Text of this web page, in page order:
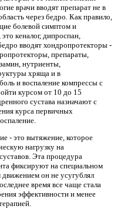
врачи вводят препарат не в
через бедро. Как правило,
болевой симптом и
кеналог, дипроспан,
вводят хондропротекторы -
препараты,
нутриенты,
хряща и в
и воспаление компрессы с
курсом от 10 до 15
сустава назначают с
курса первичных
- это вытяжение, которое
нагрузку на
Эта процедура
фиксируют на специальном
он не усугублял
время все чаще стала
эффективности и менее